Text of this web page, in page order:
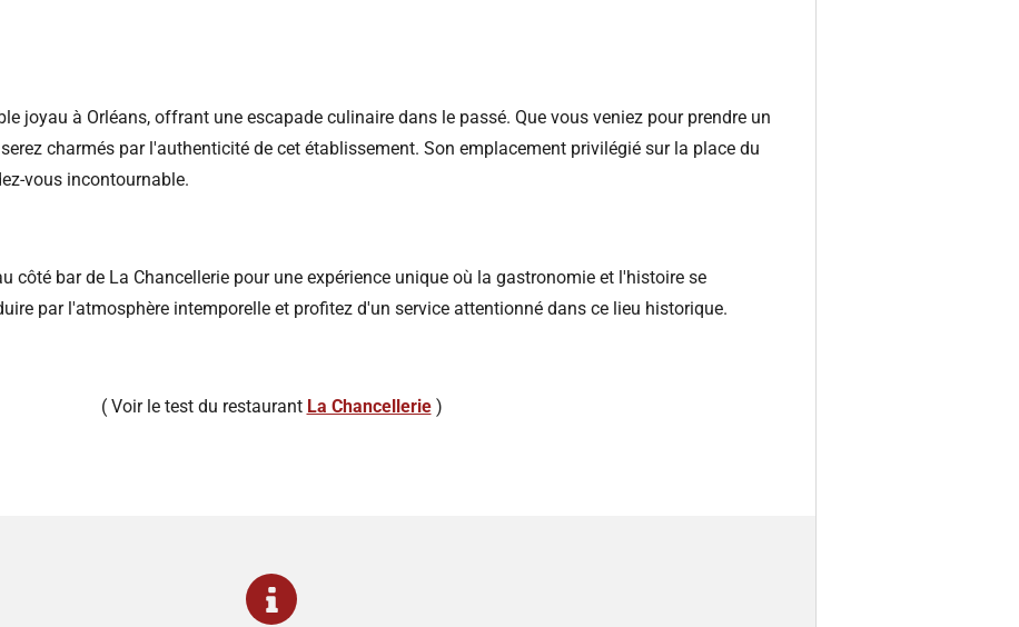
joyau à Orléans, offrant une escapade culinaire dans le passé. Que vous veniez pour prendre un
charmés par l'authenticité de cet établissement. Son emplacement privilégié sur la place du
vous incontournable.
côté bar de La Chancellerie pour une expérience unique où la gastronomie et l'histoire se
par l'atmosphère intemporelle et profitez d'un service attentionné dans ce lieu historique.
( Voir le test du restaurant La Chancellerie)